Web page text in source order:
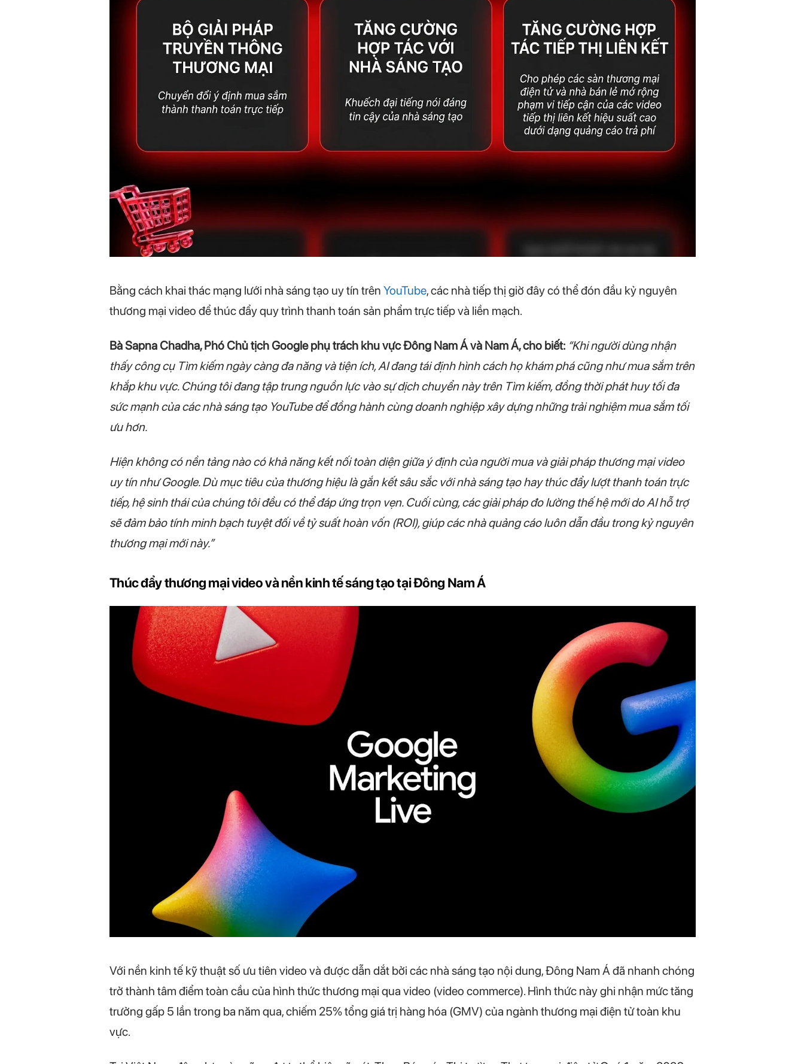
Bằng cách khai thác mạng lưới nhà sáng tạo uy tín trên YouTube, các nhà tiếp thị giờ đây có thể đón đầu kỷ nguyên
thương mại video để thúc đẩy quy trình thanh toán sản phẩm trực tiếp và liền mạch.
Bà Sapna Chadha, Phó Chủ tịch Google phụ trách khu vực Đông Nam Á và Nam Á, cho biết: “Khi người dùng nhận
thấy công cụ Tìm kiếm ngày càng đa năng và tiện ích, AI đang tái định hình cách họ khám phá cũng như mua sắm trên
khắp khu vực. Chúng tôi đang tập trung nguồn lực vào sự dịch chuyển này trên Tìm kiếm, đồng thời phát huy tối đa
sức mạnh của các nhà sáng tạo YouTube để đồng hành cùng doanh nghiệp xây dựng những trải nghiệm mua sắm tối
ưu hơn.
Hiện không có nền tảng nào có khả năng kết nối toàn diện giữa ý định của người mua và giải pháp thương mại video
uy tín như Google. Dù mục tiêu của thương hiệu là gắn kết sâu sắc với nhà sáng tạo hay thúc đẩy lượt thanh toán trực
tiếp, hệ sinh thái của chúng tôi đều có thể đáp ứng trọn vẹn. Cuối cùng, các giải pháp đo lường thế hệ mới do AI hỗ trợ
sẽ đảm bảo tính minh bạch tuyệt đối về tỷ suất hoàn vốn (ROI), giúp các nhà quảng cáo luôn dẫn đầu trong kỷ nguyên
thương mại mới này.”
Thúc đẩy thương mại video và nền kinh tế sáng tạo tại Đông Nam Á
Với nền kinh tế kỹ thuật số ưu tiên video và được dẫn dắt bởi các nhà sáng tạo nội dung, Đông Nam Á đã nhanh chóng
trở thành tâm điểm toàn cầu của hình thức thương mại qua video (video commerce). Hình thức này ghi nhận mức tăng
trưởng gấp 5 lần trong ba năm qua, chiếm 25% tổng giá trị hàng hóa (GMV) của ngành thương mại điện tử toàn khu
vực.